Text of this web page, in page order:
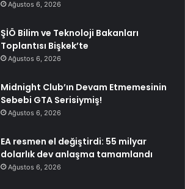
Ağustos 6, 2026
ŞİÖ Bilim ve Teknoloji Bakanları
Toplantısı Bişkek’te
Ağustos 6, 2026
Midnight Club’ın Devam Etmemesinin
Sebebi GTA Serisiymiş!
Ağustos 6, 2026
EA resmen el değiştirdi: 55 milyar
dolarlık dev anlaşma tamamlandı
Ağustos 6, 2026